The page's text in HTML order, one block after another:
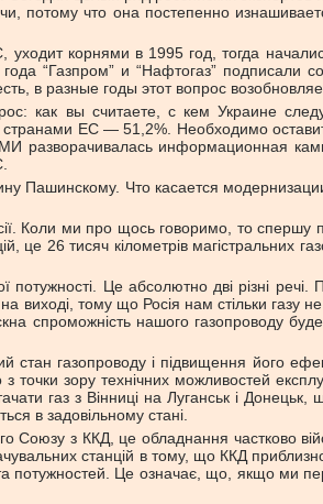
что она постепенно
корнями в 1995 год, тогда
“Газпром” и “Нафтогаз” подписали
в разные годы этот вопрос
как вы считаете, с кем Украине
ЕС — 51,2%. Необходимо
информационная
Пашинскому. Что касается
Коли ми про щось говоримо, то спершу
26 тисяч кілометрів магістральних
Це абсолютно дві різні
виході, тому що Росія нам стільки
спроможність нашого газопроводу
газопроводу і підвищення його
зору технічних можливостей
газ з Вінниці на Луганськ і
в задовільному стані.
з ККД, це обладнання частково
станцій в тому, що ККД
потужностей. Це означає, що, якщо ми